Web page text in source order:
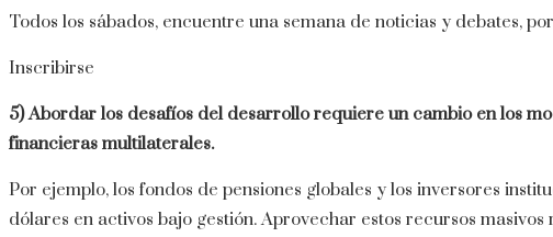
Todos los sábados, encuentre una semana de noticias y debates,
Inscribirse
5) Abordar los desafíos del desarrollo requiere un cambio en los
financieras multilaterales.
Por ejemplo, los fondos de pensiones globales y los inversores
dólares en activos bajo gestión. Aprovechar estos recursos